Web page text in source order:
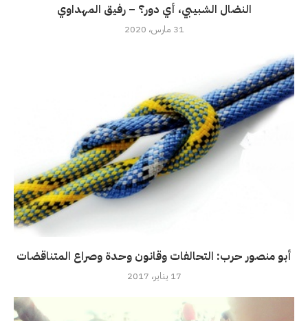
النضال الشبيبي، أي دور؟ – رفيق المهداوي
31 مارس، 2020
أبو منصور حرب: التحالفات وقانون وحدة وصراع المتناقضات
17 يناير، 2017